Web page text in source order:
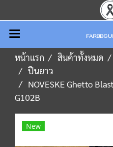
หน้าแรก สินค้าทั้งหมด
ปืนยาว
NOVESKE Ghetto
G102B
New